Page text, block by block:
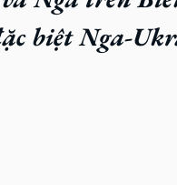
biệt Nga-